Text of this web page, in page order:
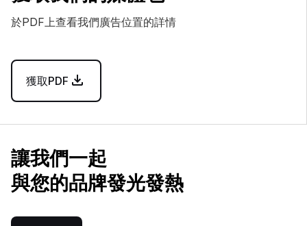
於PDF上查看我們廣告位置的詳情
獲取PDF
讓我們一起
與您的品牌發光發熱